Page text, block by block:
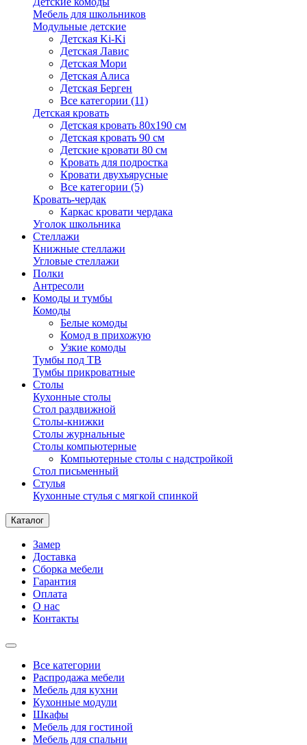
Мебель для школьников
Модульные детские
Детская Ki-Ki
Детская Лавис
Детская Мори
Детская Алиса
Детская Берген
Все категории (11)
Детская кровать
Детская кровать 80х190 см
Детская кровать 90 см
Детские кровати 80 см
Кровать для подростка
Кровати двухъярусные
Все категории (5)
Кровать-чердак
Каркас кровати чердака
Уголок школьника
Стеллажи
Книжные стеллажи
Угловые стеллажи
Полки
Антресоли
Комоды и тумбы
Комоды
Белые комоды
Комод в прихожую
Узкие комоды
Тумбы под ТВ
Тумбы прикроватные
Столы
Кухонные столы
Стол раздвижной
Столы-книжки
Столы журнальные
Столы компьютерные
Компьютерные столы с надстройкой
Стол письменный
Стулья
Кухонные стулья с мягкой спинкой
Каталог
Замер
Доставка
Сборка мебели
Гарантия
Оплата
О нас
Контакты
Все категории
Распродажа мебели
Мебель для кухни
Кухонные модули
Шкафы
Мебель для гостиной
Мебель для спальни